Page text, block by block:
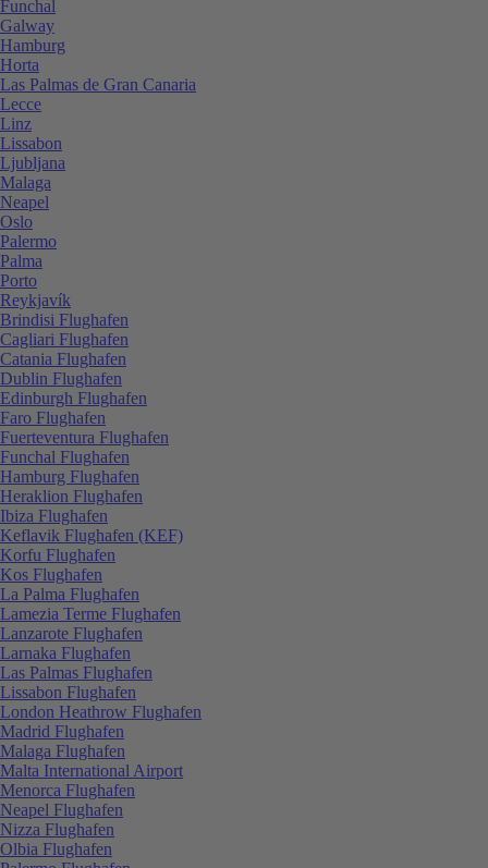
Funchal
Galway
Hamburg
Horta
Las Palmas de Gran Canaria
Lecce
Linz
Lissabon
Ljubljana
Malaga
Neapel
Oslo
Palermo
Palma
Porto
Reykjavík
Brindisi Flughafen
Cagliari Flughafen
Catania Flughafen
Dublin Flughafen
Edinburgh Flughafen
Faro Flughafen
Fuerteventura Flughafen
Funchal Flughafen
Hamburg Flughafen
Heraklion Flughafen
Ibiza Flughafen
Keflavik Flughafen (KEF)
Korfu Flughafen
Kos Flughafen
La Palma Flughafen
Lamezia Terme Flughafen
Lanzarote Flughafen
Larnaka Flughafen
Las Palmas Flughafen
Lissabon Flughafen
London Heathrow Flughafen
Madrid Flughafen
Malaga Flughafen
Malta International Airport
Menorca Flughafen
Neapel Flughafen
Nizza Flughafen
Olbia Flughafen